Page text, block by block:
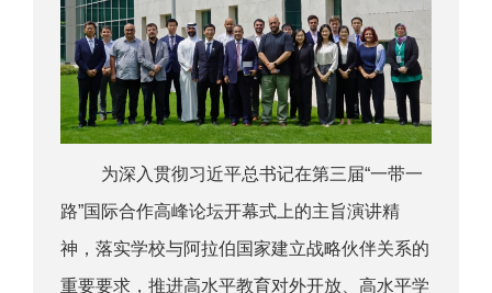
为深入贯彻习近平总书记在第三届“一带一
路”国际合作高峰论坛开幕式上的主旨演讲精
神，落实学校与阿拉伯国家建立战略伙伴关系的
重要要求，推进高水平教育对外开放、高水平学